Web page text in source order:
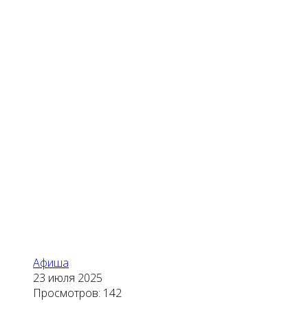
Афиша
23 июля 2025
Просмотров: 142